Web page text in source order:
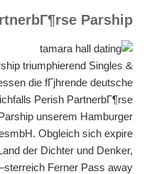
Parship
triumphierend Singles &
die fГјhrende deutsche
Perish PartnerbГ¶rse
unserem Hamburger
Obgleich sich expire
der Dichter und Denker,
Ferner Pass away